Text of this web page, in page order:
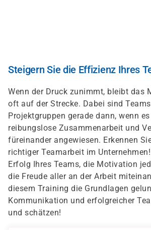
Steigern Sie die Effizienz Ihres
Wenn der Druck zunimmt, bleibt das
oft auf der Strecke. Dabei sind
Projektgruppen gerade dann, wenn
reibungslose Zusammenarbeit und
füreinander angewiesen. Erkennen
richtiger Teamarbeit im
Erfolg Ihres Teams, die Motivation
die Freude aller an der Arbeit
diesem Training die Grundlagen
Kommunikation und erfolgreicher
und schätzen!